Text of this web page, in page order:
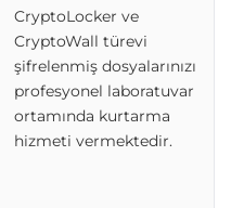
CryptoLocker ve
CryptoWall türevi
şifrelenmiş dosyalarınızı
profesyonel laboratuvar
ortamında kurtarma
hizmeti vermektedir.